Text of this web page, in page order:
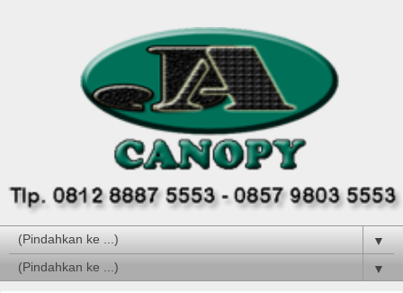
▼
▼